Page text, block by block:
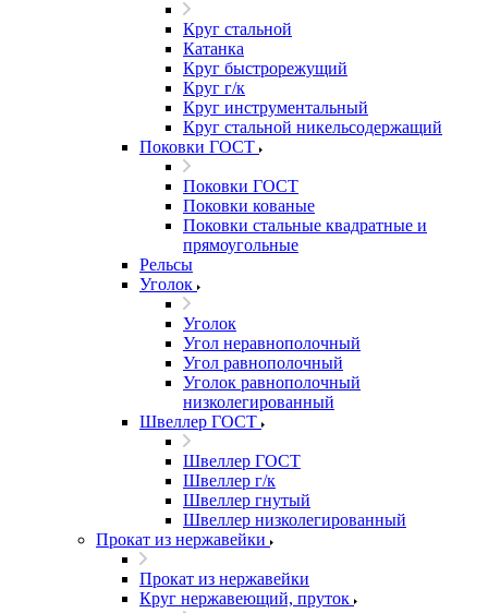
Круг стальной
Катанка
Круг быстрорежущий
Круг г/к
Круг инструментальный
Круг стальной никельсодержащий
Поковки ГОСТ
Поковки ГОСТ
Поковки кованые
Поковки стальные квадратные и
прямоугольные
Рельсы
Уголок
Уголок
Угол неравнополочный
Угол равнополочный
Уголок равнополочный
низколегированный
Швеллер ГОСТ
Швеллер ГОСТ
Швеллер г/к
Швеллер гнутый
Швеллер низколегированный
Прокат из нержавейки
Прокат из нержавейки
Круг нержавеющий, пруток